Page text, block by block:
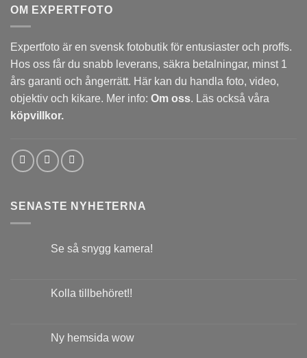
OM EXPERTFOTO
Expertfoto är en svensk fotobutik för entusiaster och proffs.
Hos oss får du snabb leverans, säkra betalningar, minst 1
års garanti och ångerrätt. Här kan du handla foto, video,
objektiv och kikare. Mer info: Om oss. Läs också våra
köpvillkor.
SENASTE NYHETERNA
Se så snygg kamera!
Kolla tillbehöret!!
Ny hemsida wow